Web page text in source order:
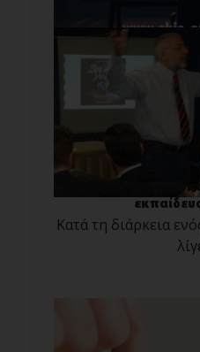
Η δύναμη των
Κατά τη διάρκεια